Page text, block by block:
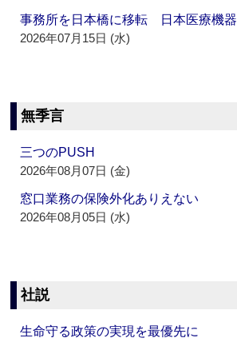
事務所を日本橋に移転 日本医療機
2026年07月15日 (水)
無季言
三つのPUSH
2026年08月07日 (金)
窓口業務の保険外化ありえない
2026年08月05日 (水)
社説
生命守る政策の実現を最優先に